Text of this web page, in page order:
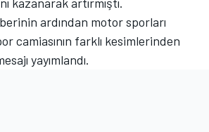
ardından motor sporları
camiasının farklı kesimlerinden
yayımlandı.